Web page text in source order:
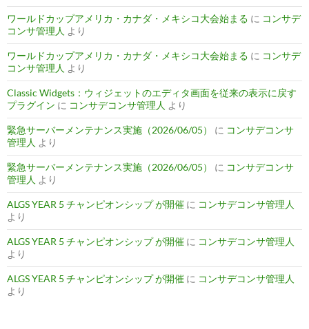
ワールドカップアメリカ・カナダ・メキシコ大会始まる に コンサデ
コンサ管理人 より
ワールドカップアメリカ・カナダ・メキシコ大会始まる に コンサデ
コンサ管理人 より
Classic Widgets：ウィジェットのエディタ画面を従来の表示に戻す
プラグイン に コンサデコンサ管理人 より
緊急サーバーメンテナンス実施（2026/06/05） に コンサデコンサ
管理人 より
緊急サーバーメンテナンス実施（2026/06/05） に コンサデコンサ
管理人 より
ALGS YEAR 5 チャンピオンシップ が開催 に コンサデコンサ管理人
より
ALGS YEAR 5 チャンピオンシップ が開催 に コンサデコンサ管理人
より
ALGS YEAR 5 チャンピオンシップ が開催 に コンサデコンサ管理人
より